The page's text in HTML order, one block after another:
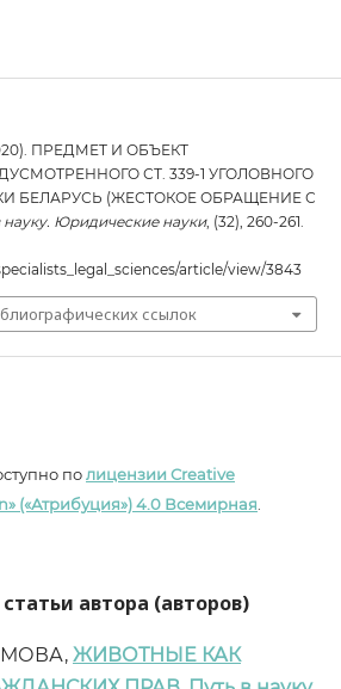
ПРЕДМЕТ И ОБЪЕКТ
СТ. 339-1 УГОЛОВНОГО
БЕЛАРУСЬ (ЖЕСТОКОЕ ОБРАЩЕНИЕ С
науку. Юридические науки, (32), 260-261.
article/view/3843
ссылок
полицензии Creative
(«Атрибуция») 4.0 Всемирная
автора (авторов)
ЖИВОТНЫЕ КАК